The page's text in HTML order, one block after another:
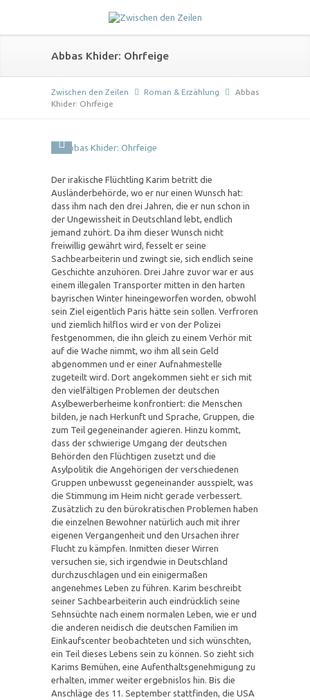
Abbas Khider: Ohrfeige
Zwischen den Zeilen Roman & Erzählung
Abbas
Khider: Ohrfeige
Der irakische Flüchtling Karim betritt die
Ausländerbehörde, wo er nur einen Wunsch hat:
dass ihm nach den drei Jahren, die er nun schon in
der Ungewissheit in Deutschland lebt, endlich
jemand zuhört. Da ihm dieser Wunsch nicht
freiwillig gewährt wird, fesselt er seine
Sachbearbeiterin und zwingt sie, sich endlich seine
Geschichte anzuhören. Drei Jahre zuvor war er aus
einem illegalen Transporter mitten in den harten
bayrischen Winter hineingeworfen worden, obwohl
sein Ziel eigentlich Paris hätte sein sollen. Verfroren
und ziemlich hilflos wird er von der Polizei
festgenommen, die ihn gleich zu einem Verhör mit
auf die Wache nimmt, wo ihm all sein Geld
abgenommen und er einer Aufnahmestelle
zugeteilt wird. Dort angekommen sieht er sich mit
den vielfältigen Problemen der deutschen
Asylbewerberheime konfrontiert: die Menschen
bilden, je nach Herkunft und Sprache, Gruppen, die
zum Teil gegeneinander agieren. Hinzu kommt,
dass der schwierige Umgang der deutschen
Behörden den Flüchtigen zusetzt und die
Asylpolitik die Angehörigen der verschiedenen
Gruppen unbewusst gegeneinander ausspielt, was
die Stimmung im Heim nicht gerade verbessert.
Zusätzlich zu den bürokratischen Problemen haben
die einzelnen Bewohner natürlich auch mit ihrer
eigenen Vergangenheit und den Ursachen ihrer
Flucht zu kämpfen. Inmitten dieser Wirren
versuchen sie, sich irgendwie in Deutschland
durchzuschlagen und ein einigermaßen
angenehmes Leben zu führen. Karim beschreibt
seiner Sachbearbeiterin auch eindrücklich seine
Sehnsüchte nach einem normalen Leben, wie er und
die anderen neidisch die deutschen Familien im
Einkaufscenter beobachteten und sich wünschten,
ein Teil dieses Lebens sein zu können. So zieht sich
Karims Bemühen, eine Aufenthaltsgenehmigung zu
erhalten, immer weiter ergebnislos hin. Bis die
Anschläge des 11. September stattfinden, die USA